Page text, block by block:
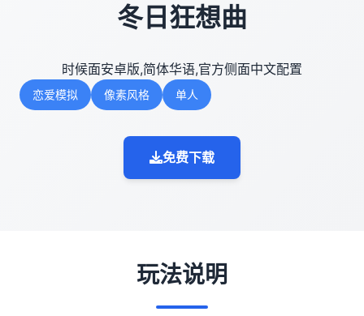
冬日狂想曲
时候面安卓版,简体华语,官方侧面中文配置
恋爱模拟 像素风格 单人
免费下载
玩法说明